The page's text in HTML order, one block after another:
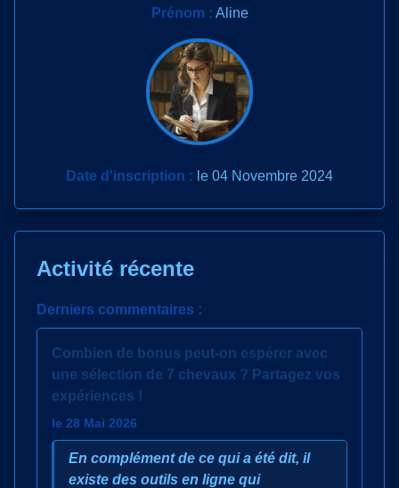
Prénom : Aline
Date d'inscription : le 04 Novembre 2024
Activité récente
Derniers commentaires :
Combien de bonus peut-on espérer avec
une sélection de 7 chevaux ? Partagez vos
expériences !
le 28 Mai 2026
En complément de ce qui a été dit, il
existe des outils en ligne qui